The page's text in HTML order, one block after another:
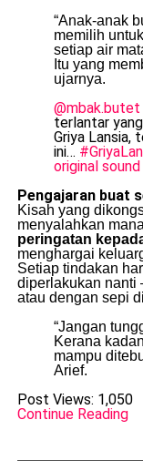
“Anak-anak
memilih
setiap air
Itu yang
ujarnya.
@mbak.butet
terlantar
Griya Lansia,
ini…
original
Pengajaran buat
Kisah yang
menyalahkan
peringatan
menghargai
Setiap tindakan
diperlakukan nanti
atau dengan sepi
“Jangan
Kerana
mampu
Arief.
Post Views: 1,050
Continue Reading